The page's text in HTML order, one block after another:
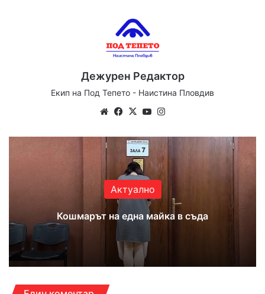
Дежурен Редактор
Екип на Под Тепето - Наистина Пловдив
WebsiteFacebook
X YouTube
Актуално
Кошмарът на една майка в съда